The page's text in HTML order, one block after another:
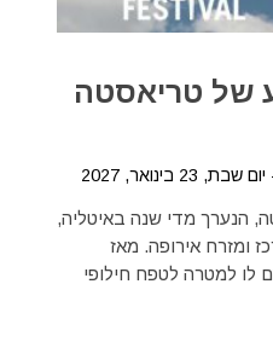
של טריאסטה
הנערך מדי שנה באיטליה,
ומזרח אירופה. מאז
שם לו למטרה לטפח חילופי